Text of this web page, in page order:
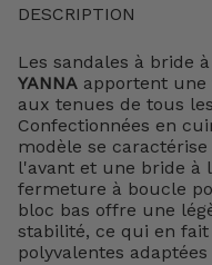
DESCRIPTION
Les sandales à bride
YANNA apportent
aux tenues de tous
Confectionnées en
modèle se
l'avant et une bride à
fermeture à boucle
bloc bas offre une
stabilité, ce qui en
polyvalentes